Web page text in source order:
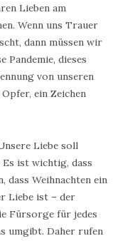
Lieben am
Wenn uns Trauer
dann müssen wir
Pandemie, dieses
von unseren
ein Zeichen
Liebe soll
ist wichtig, dass
dass Weihnachten ein
Liebe ist – der
Fürsorge für jedes
umgibt. Daher rufen